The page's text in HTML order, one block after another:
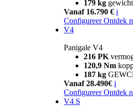
179 kg gewicht
Vanaf 16.790 € i
Configureer Ontdek
V4
Panigale V4
216 PK
120,9 Nm
187 kg
Vanaf 28.490€ i
Configureer Ontdek
V4 S